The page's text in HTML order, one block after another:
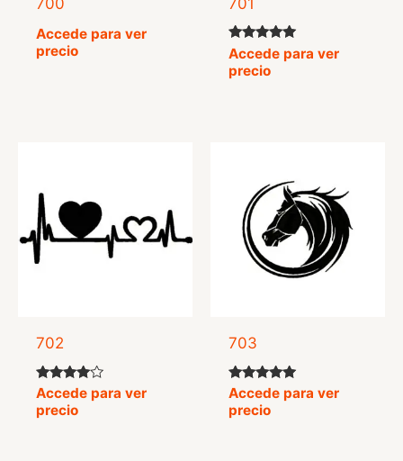
Accede para ver
precio
Valorado
con
5.00
Accede para ver
precio
702
Valorado
con
4.50
Accede para ver
precio
703
Valorado
con
5.00
Accede para ver
precio